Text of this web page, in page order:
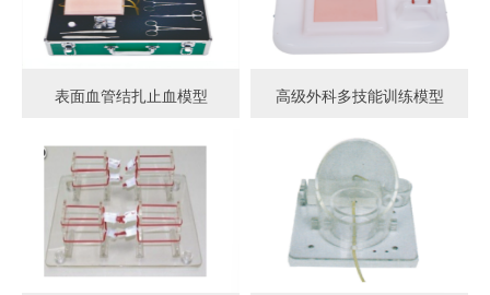
表面血管结扎止血模型 高级外科多技能训练模型